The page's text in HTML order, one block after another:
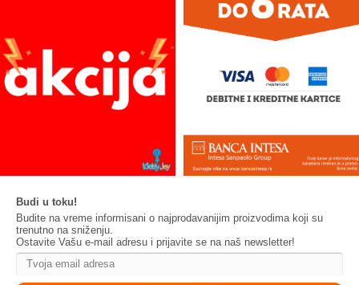
Budi u toku!
Budite na vreme informisani o najprodavanijim proizvodima koji su
trenutno na sniženju.
Ostavite Vašu e-mail adresu i prijavite se na naš newsletter!